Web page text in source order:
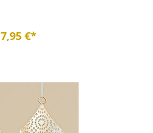
7,95 €*